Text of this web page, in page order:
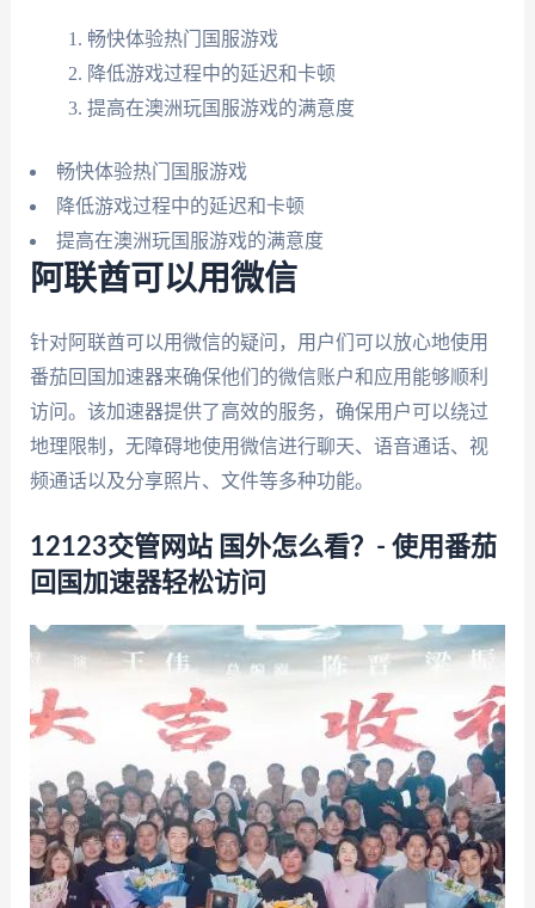
畅快体验热门国服游戏
降低游戏过程中的延迟和卡顿
提高在澳洲玩国服游戏的满意度
畅快体验热门国服游戏
降低游戏过程中的延迟和卡顿
提高在澳洲玩国服游戏的满意度
阿联酋可以用微信
针对阿联酋可以用微信的疑问，用户们可以放心地使用
番茄回国加速器来确保他们的微信账户和应用能够顺利
访问。该加速器提供了高效的服务，确保用户可以绕过
地理限制，无障碍地使用微信进行聊天、语音通话、视
频通话以及分享照片、文件等多种功能。
12123交管网站 国外怎么看？- 使用番茄
回国加速器轻松访问